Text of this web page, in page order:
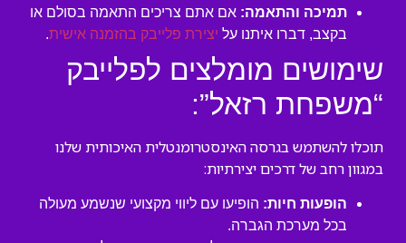
תמיכה והתאמה: אם אתם צריכים התאמה בסולם או
בקצב, דברו איתנו על יצירת פלייבק בהזמנה אישית.
שימושים מומלצים לפלייבק
“משפחת רזאל”:
תוכלו להשתמש בגרסה האינסטרומנטלית האיכותית שלנו
במגוון רחב של דרכים יצירתיות:
הופעות חיות: הופיעו עם ליווי מקצועי שנשמע מעולה
בכל מערכת הגברה.